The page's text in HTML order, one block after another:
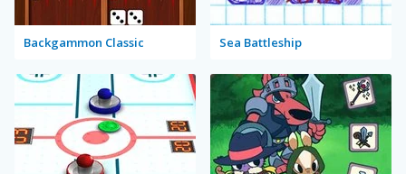
Backgammon Classic Sea Battleship